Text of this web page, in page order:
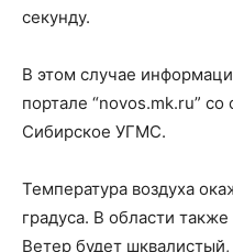
секунду.
В этом случае
портале “novos.mk.ru”
Сибирское УГМС.
Температура воздуха
градуса. В области
Ветер будет